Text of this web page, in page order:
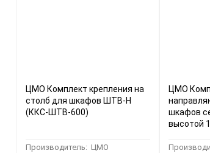
ЦМО Комплект крепления на
столб для шкафов ШТВ-Н
(ККС-ШТВ-600)
Производитель: ЦМО
ЦМО
шкафов
высотой